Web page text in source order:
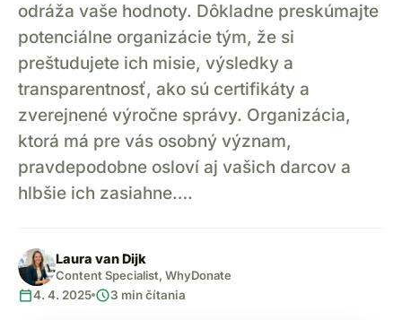
odráža vaše hodnoty. Dôkladne preskúmajte
potenciálne organizácie tým, že si
preštudujete ich misie, výsledky a
transparentnosť, ako sú certifikáty a
zverejnené výročne správy. Organizácia,
ktorá má pre vás osobný význam,
pravdepodobne osloví aj vašich darcov a
hlbšie ich zasiahne….
Laura van Dijk
Content Specialist, WhyDonate
calendar_today4. 4. 2025 schedule3 min čítania